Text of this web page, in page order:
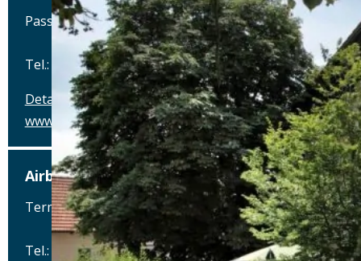
Passauer Straße 16, 94161 Ruderting
Tel.: Tel.: 08509-1224
Details
www.landgasthofzummueller.de
Airbräu am Flughafen München
Terminalstraße Mitte 18, 85356 München-Flughafen
Tel.: Tel.: 089 - 97593111